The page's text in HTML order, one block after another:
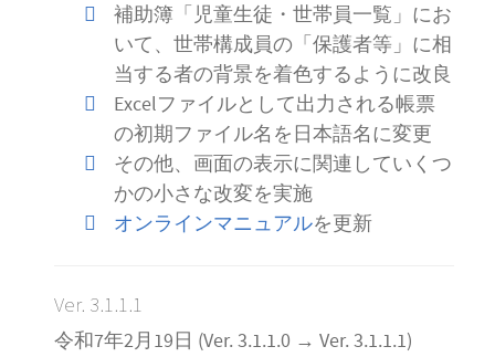
補助簿「児童生徒・世帯員一覧」にお
いて、世帯構成員の「保護者等」に相
当する者の背景を着色するように改良
Excelファイルとして出力される帳票
の初期ファイル名を日本語名に変更
その他、画面の表示に関連していくつ
かの小さな改変を実施
オンラインマニュアルを更新
Ver. 3.1.1.1
令和7年2月19日 (Ver. 3.1.1.0 → Ver. 3.1.1.1)